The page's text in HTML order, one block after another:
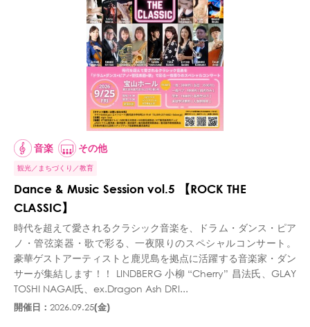
音楽 その他
観光 まちづくり 教育
Dance & Music Session vol.5 【ROCK THE
CLASSIC】
時代を超えて愛されるクラシック音楽を、ドラム・ダンス・ピア
ノ・管弦楽器・歌で彩る、一夜限りのスペシャルコンサート。
豪華ゲストアーティストと鹿児島を拠点に活躍する音楽家・ダン
サーが集結します！！ LINDBERG 小柳 “Cherry” 昌法氏、GLAY
TOSHI NAGAI氏、ex.Dragon Ash DRI...
開催日： 2026.09.25(金)